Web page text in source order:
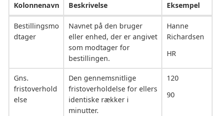
Kolonnenavn Beskrivelse Eksempel
Bestillingsmo
dtager
Navnet på den bruger
eller enhed, der er angivet
som modtager for
bestillingen.
Hanne
Richardsen
HR
Gns.
fristoverhold
else
Den gennemsnitlige
fristoverholdelse for ellers
identiske rækker i
minutter.
120
90